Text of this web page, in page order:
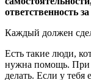
ответственность
Каждый должен
Есть такие люди,
нужна помощь. При
делать. Если у тебя